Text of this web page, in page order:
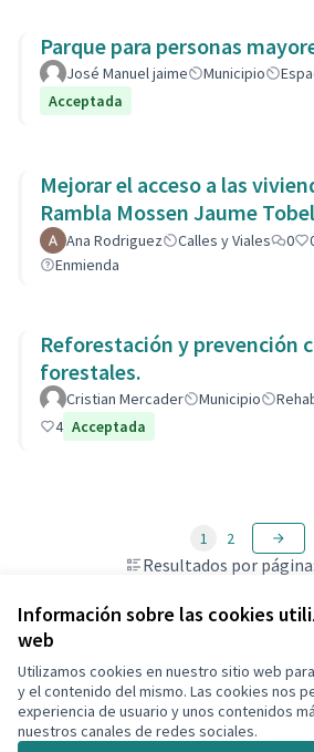
Información sobre las cookies
web
Utilizamos cookies en nuestro sitio web
y el contenido del mismo. Las cookies nos
experiencia de usuario y unos contenidos
nuestros canales de redes sociales.
Parque para personas
José Manuel jaime Municipio
Acceptada
Mejorar el acceso a las viviendas sitas en
Rambla Mossen Jaume
Ana Rodriguez Calles y Viales 0
Enmienda
Reforestación y prevención
forestales.
Cristian Mercader Municipio
4 Acceptada
Resultados por
1 2
Términos y condiciones de uso
Configuración de cookies
Decidim Calafell en X
Decidim Calafell en Facebook
Decidim Calafell en YouTube
Decidim Calafell en GitHub